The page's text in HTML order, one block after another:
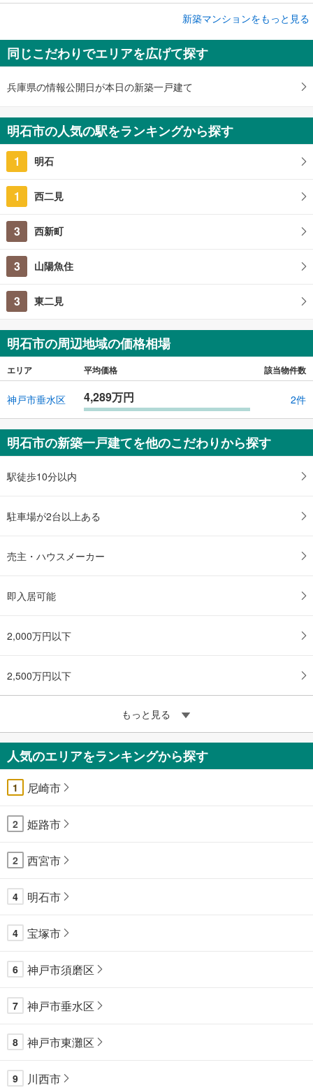
新築マンション
ワコーレ西明石パークビスタ
3,900万円台予定～5,800万円台予定
2LDK～3LDK
兵庫県明石市小久保1丁目7番6（地番）
新築マンションをもっと見る
同じこだわりでエリアを広げて探す
兵庫県の情報公開日が本日の新築一戸建て
明石市の人気の駅をランキングから探す
1 明石
1 西二見
3 西新町
3 山陽魚住
3 東二見
明石市の周辺地域の価格相場
エリア 平均価格 該当物件数
神戸市垂水区 4,289万円 2件
明石市の新築一戸建てを他のこだわりから探す
駅徒歩10分以内
駐車場が2台以上ある
売主・ハウスメーカー
即入居可能
2,000万円以下
2,500万円以下
もっと見る
人気のエリアをランキングから探す
1 尼崎市
2 姫路市
2 西宮市
4 明石市
4 宝塚市
6 神戸市須磨区
7 神戸市垂水区
8 神戸市東灘区
9 川西市